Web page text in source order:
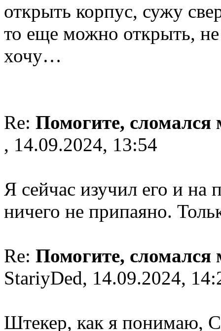
открыть корпус, сужу
то еще можно открыть, не
хочу…
Re: Помогите,
, 14.09.2024, 13:54
Я сейчас изучил его и на
ничего не припаяно.
Re: Помогите,
StariyDed, 14.09.2024,
Штекер, как я понимаю,